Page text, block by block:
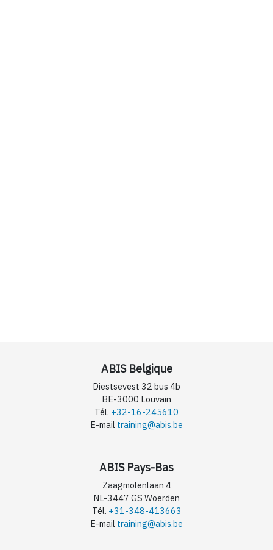
ABIS Belgique
Diestsevest 32 bus 4b
BE-3000 Louvain
Tél. +32-16-245610
E-mail training@abis.be
ABIS Pays-Bas
Zaagmolenlaan 4
NL-3447 GS Woerden
Tél. +31-348-413663
E-mail training@abis.be